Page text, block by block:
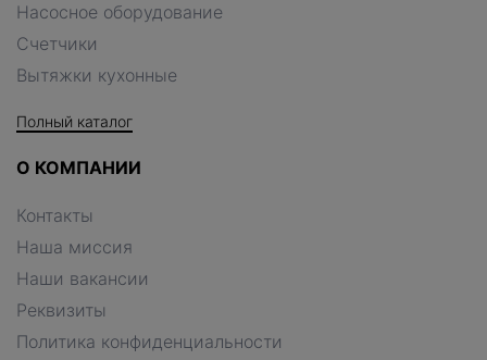
Насосное оборудование
Счетчики
Вытяжки кухонные
Полный каталог
О КОМПАНИИ
Контакты
Наша миссия
Наши вакансии
Реквизиты
Политика конфиденциальности